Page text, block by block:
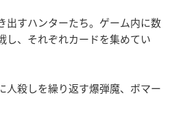
出すハンターたち。ゲーム内に数
し、それぞれカードを集めてい
人殺しを繰り返す爆弾魔、ボマー